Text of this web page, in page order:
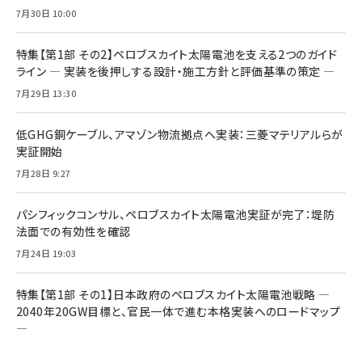
7月30日 10:00
特集【第1部 その2】ペロブスカイト太陽電池を支える2つのガイド
ライン ― 実装を後押しする設計・施工方針と評価基準の策定 ―
7月29日 13:30
低GHG銅ケーブル、アマゾン物流拠点へ実装：三菱マテリアルらが
実証開始
7月28日 9:27
パシフィックコンサル、ペロブスカイト太陽電池実証が完了：堤防
法面での有効性を確認
7月24日 19:03
特集【第1部 その1】日本政府のペロブスカイト太陽電池戦略 ―
2040年20GW目標と、官民一体で進む本格実装へのロードマップ
―